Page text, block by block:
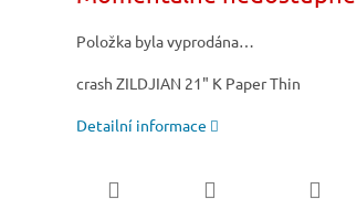
Položka byla vyprodána…
crash ZILDJIAN 21" K Paper Thin
Detailní informace